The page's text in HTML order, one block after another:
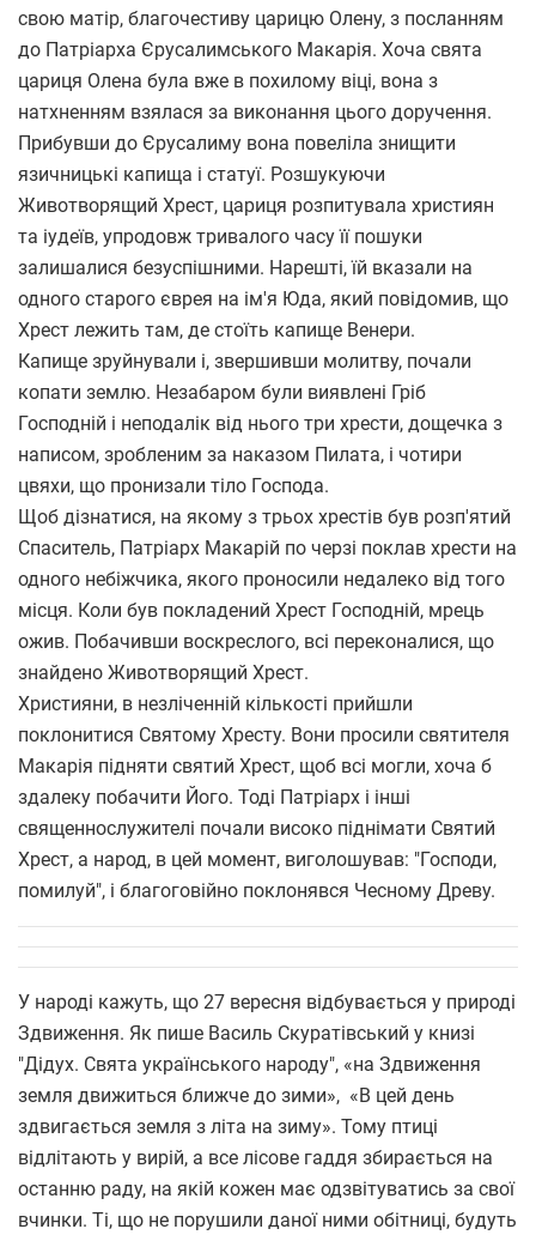
свою матір, благочестиву царицю Олену, з посланням
до Патріарха Єрусалимського Макарія. Хоча свята
цариця Олена була вже в похилому віці, вона з
натхненням взялася за виконання цього доручення.
Прибувши до Єрусалиму вона повеліла знищити
язичницькі капища і статуї. Розшукуючи
Животворящий Хрест, цариця розпитувала християн
та іудеїв, упродовж тривалого часу її пошуки
залишалися безуспішними. Нарешті, їй вказали на
одного старого єврея на ім'я Юда, який повідомив, що
Хрест лежить там, де стоїть капище Венери.
Капище зруйнували і, звершивши молитву, почали
копати землю. Незабаром були виявлені Гріб
Господній і неподалік від нього три хрести, дощечка з
написом, зробленим за наказом Пилата, і чотири
цвяхи, що пронизали тіло Господа.
Щоб дізнатися, на якому з трьох хрестів був розп'ятий
Спаситель, Патріарх Макарій по черзі поклав хрести на
одного небіжчика, якого проносили недалеко від того
місця. Коли був покладений Хрест Господній, мрець
ожив. Побачивши воскреслого, всі переконалися, що
знайдено Животворящий Хрест.
Християни, в незліченній кількості прийшли
поклонитися Святому Хресту. Вони просили святителя
Макарія підняти святий Хрест, щоб всі могли, хоча б
здалеку побачити Його. Тоді Патріарх і інші
священнослужителі почали високо піднімати Святий
Хрест, а народ, в цей момент, виголошував: "Господи,
помилуй", і благоговійно поклонявся Чесному Древу.
У народі кажуть, що 27 вересня відбувається у природі
Здвиження. Як пише Василь Скуратівський у книзі
"Дідух. Свята українського народу", «на Здвиження
земля движиться ближче до зими», «В цей день
здвигається земля з літа на зиму». Тому птиці
відлітають у вирій, а все лісове гаддя збирається на
останню раду, на якій кожен має одзвітуватись за свої
вчинки. Ті, що не порушили даної ними обітниці, будуть